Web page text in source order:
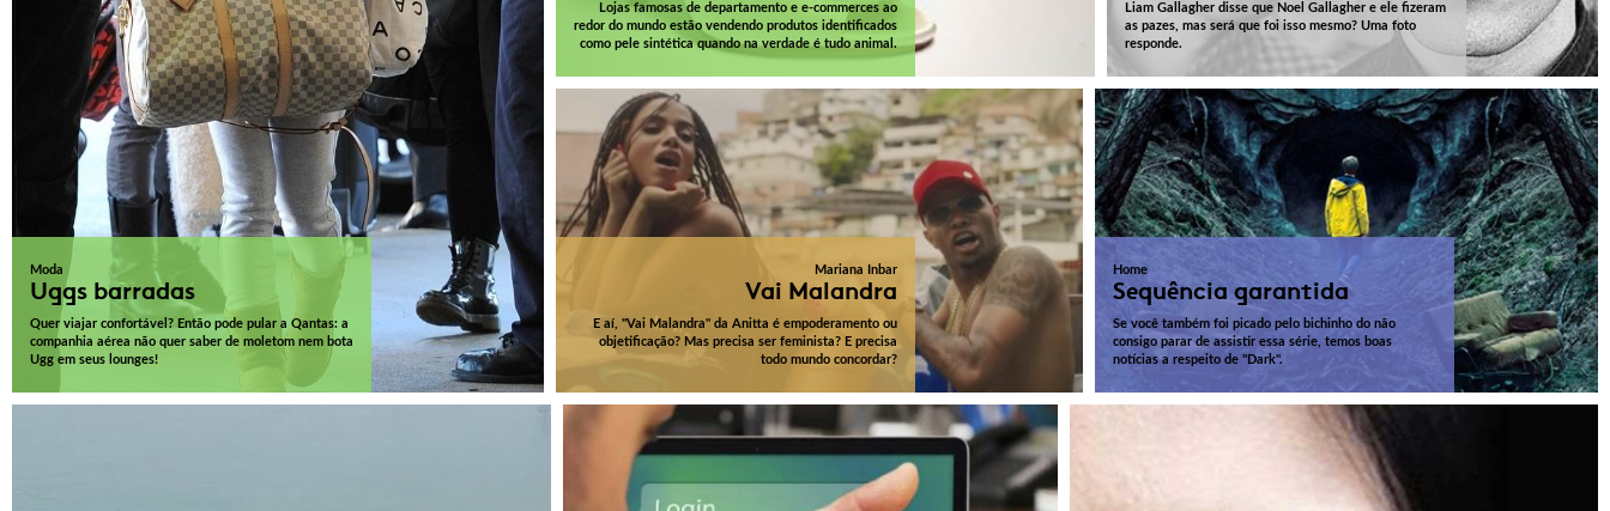
Lojas famosas de departamento e e-commerces ao
redor do mundo estão vendendo produtos identificados
como pele sintética quando na verdade é tudo animal.
Liam Gallagher disse que Noel Gallagher e ele fizeram
as pazes, mas será que foi isso mesmo? Uma foto
responde.
Mariana Inbar
Vai Malandra
E aí, "Vai Malandra" da Anitta é empoderamento ou
objetificação? Mas precisa ser feminista? E precisa
todo mundo concordar?
Home
Sequência garantida
Se você também foi picado pelo bichinho do não
consigo parar de assistir essa série, temos boas
notícias a respeito de "Dark".
Moda
Uggs barradas
Quer viajar confortável? Então pode pular a Qantas: a
companhia aérea não quer saber de moletom nem bota
Ugg em seus lounges!